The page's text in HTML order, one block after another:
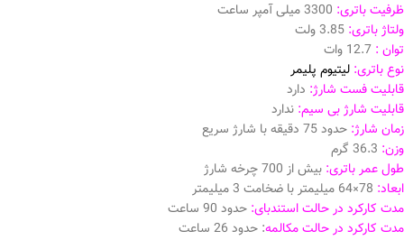
ظرفیت باتری:
ولتاژ باتری:
توان :
نوع باتری: لیتیوم پلیمر
قابلیت فست شارژ: دارد
قابلیت شارژ بی سیم: ندارد
زمان شارژ: حدود 75 دقیقه با شارژ سریع
وزن: 36.3 گرم
طول عمر باتری: بیش از 700 چرخه شارژ
ابعاد:
مدت کارکرد در حالت استندبای: حدود 90 ساعت
مدت کارکرد در حالت مکالمه: حدود 26 ساعت